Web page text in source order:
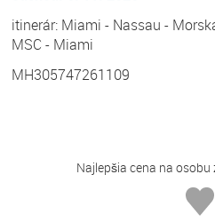
itinerár: Miami - Nassau -
MSC - Miami
MH305747261109
Najlepšia cena na